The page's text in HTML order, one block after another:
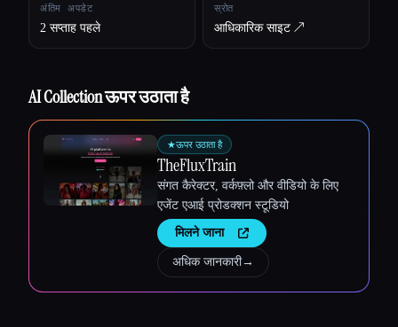
अंतिम अपडेट
2 सप्ताह पहले
स्रोत
आधिकारिक साइट ↗︎
AI Collection ऊपर उठाता है
★ऊपर उठाता है
TheFluxTrain
संगत कैरेक्टर, वर्कफ़्लो और वीडियो के लिए
एजेंट एआई प्रोडक्शन स्टूडियो
मिलने जाना
अधिक जानकारी→